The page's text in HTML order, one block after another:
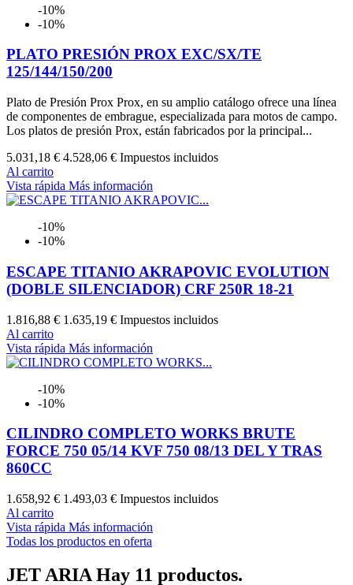
-10%
-10%
PLATO PRESIÓN PROX EXC/SX/TE
125/144/150/200
Plato de Presión Prox Prox, en su amplio catálogo ofrece una línea
de componentes de embrague, especializada para motos de campo.
Los platos de presión Prox, están fabricados por la principal...
5.031,18 € 4.528,06 € Impuestos incluidos
Al carrito
Vista rápida Más información
-10%
-10%
ESCAPE TITANIO AKRAPOVIC EVOLUTION
(DOBLE SILENCIADOR) CRF 250R 18-21
1.816,88 € 1.635,19 € Impuestos incluidos
Al carrito
Vista rápida Más información
-10%
-10%
CILINDRO COMPLETO WORKS BRUTE
FORCE 750 05/14 KVF 750 08/13 DEL Y TRAS
860CC
1.658,92 € 1.493,03 € Impuestos incluidos
Al carrito
Vista rápida Más información
Todas los productos en oferta
JET ARIA Hay 11 productos.